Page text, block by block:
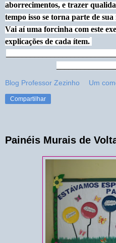
aborrecimentos, e trazer
tempo isso se torna parte de
Vai aí uma forcinha com este
explicações de cada ítem.
Blog Professor Zezinho Um
Compartilhar
Painéis Murais de